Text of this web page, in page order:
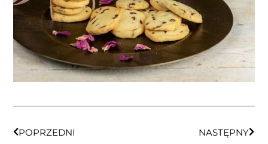
POPRZEDNI NASTĘPNY